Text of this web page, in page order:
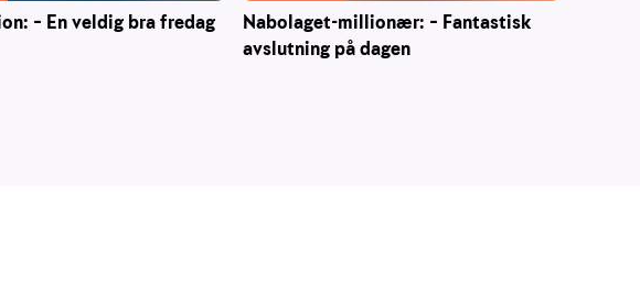
– En veldig bra fredag
Nabolaget-millionær: – Fantastisk
avslutning på dagen